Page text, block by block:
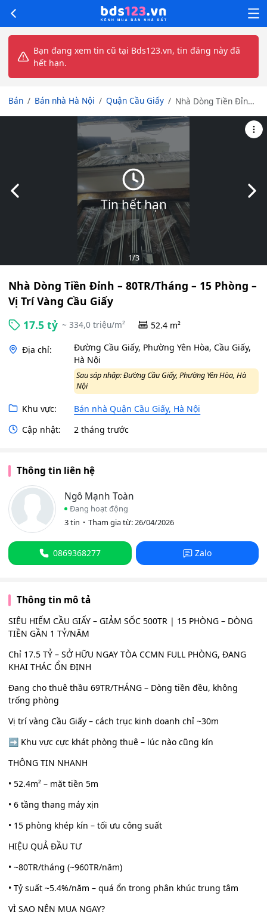
Bạn đang xem tin cũ tại Bds123.vn, tin đăng này đã
hết hạn.
Bán Bán nhà Hà Nội Quận Cầu Giấy
Nhà Dòng Tiền Đỉnh
Phòng – Vị Trí Vàng
Tin hết hạn
Slide trước
1/3
Nhà Dòng Tiền Đỉnh – 80TR/Tháng – 15 Phòng –
Vị Trí Vàng Cầu Giấy
17.5 tỷ ~ 334,0 triệu/m² 52.4 m²
Địa chỉ:
Đường Cầu Giấy, Phường Yên Hòa, Cầu Giấy,
Hà Nội
Sau sáp nhập: Đường Cầu Giấy, Phường Yên Hòa, Hà
Nội
Khu vực:
Bán nhà Quận Cầu Giấy, Hà Nội
Cập nhật:
2 tháng trước
Thông tin liên hệ
Ngô Mạnh Toàn
Đang hoạt động
3 tin
Tham gia từ: 26/04/2026
0869368277 Zalo
Thông tin mô tả
SIÊU HIẾM CẦU GIẤY – GIẢM SỐC 500TR | 15 PHÒNG – DÒNG
TIỀN GẦN 1 TỶ/NĂM
Chỉ 17.5 TỶ – SỞ HỮU NGAY TÒA CCMN FULL PHÒNG, ĐANG
KHAI THÁC ỔN ĐỊNH
Đang cho thuê thầu 69TR/THÁNG – Dòng tiền đều, không
trống phòng
Vị trí vàng Cầu Giấy – cách trục kinh doanh chỉ ~30m
➡️ Khu vực cực khát phòng thuê – lúc nào cũng kín
THÔNG TIN NHANH
• 52.4m² – mặt tiền 5m
• 6 tầng thang máy xịn
• 15 phòng khép kín – tối ưu công suất
HIỆU QUẢ ĐẦU TƯ
• ~80TR/tháng (~960TR/năm)
• Tỷ suất ~5.4%/năm – quá ổn trong phân khúc trung tâm
VÌ SAO NÊN MUA NGAY?